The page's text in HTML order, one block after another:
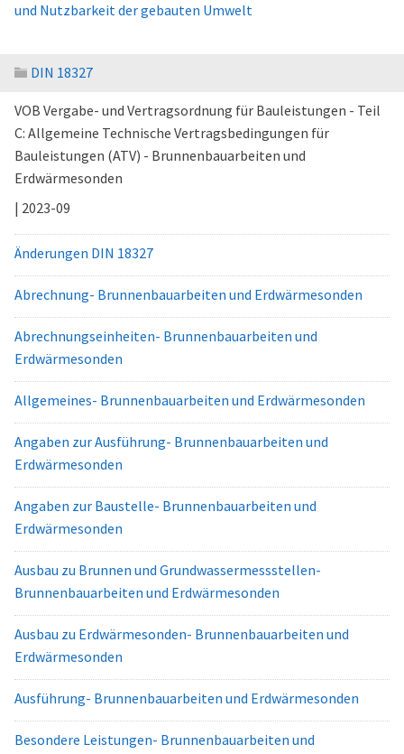
und Nutzbarkeit der gebauten Umwelt
DIN 18327
VOB Vergabe- und Vertragsordnung für Bauleistungen - Teil
C: Allgemeine Technische Vertragsbedingungen für
Bauleistungen (ATV) - Brunnenbauarbeiten und
Erdwärmesonden
| 2023-09
Änderungen DIN 18327
Abrechnung- Brunnenbauarbeiten und Erdwärmesonden
Abrechnungseinheiten- Brunnenbauarbeiten und
Erdwärmesonden
Allgemeines- Brunnenbauarbeiten und Erdwärmesonden
Angaben zur Ausführung- Brunnenbauarbeiten und
Erdwärmesonden
Angaben zur Baustelle- Brunnenbauarbeiten und
Erdwärmesonden
Ausbau zu Brunnen und Grundwassermessstellen-
Brunnenbauarbeiten und Erdwärmesonden
Ausbau zu Erdwärmesonden- Brunnenbauarbeiten und
Erdwärmesonden
Ausführung- Brunnenbauarbeiten und Erdwärmesonden
Besondere Leistungen- Brunnenbauarbeiten und